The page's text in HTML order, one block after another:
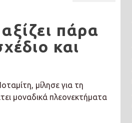
πάρα
και
μίλησε για τη
μοναδικά πλεονεκτήματα